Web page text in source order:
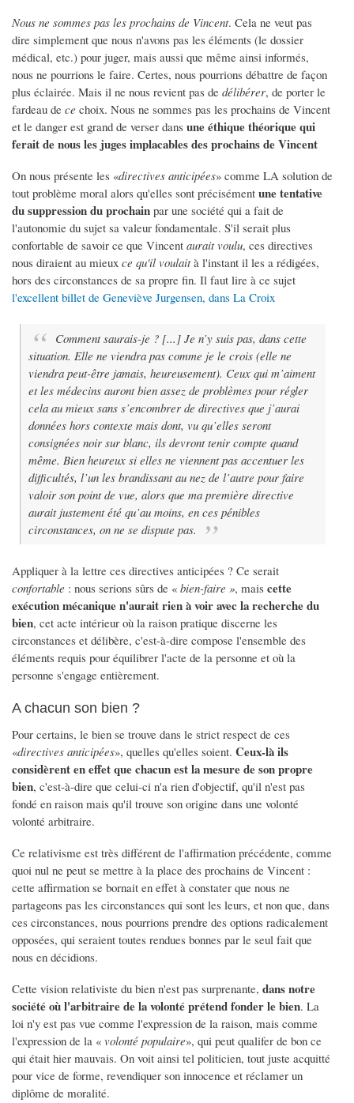
Nous ne sommes pas les prochains de Vincent. Cela ne veut pas
dire simplement que nous n'avons pas les éléments (le dossier
médical, etc.) pour juger, mais aussi que même ainsi informés,
nous ne pourrions le faire. Certes, nous pourrions débattre de façon
plus éclairée. Mais il ne nous revient pas de délibérer, de porter le
fardeau de ce choix. Nous ne sommes pas les prochains de Vincent
et le danger est grand de verser dans une éthique théorique qui
ferait de nous les juges implacables des prochains de Vincent
On nous présente les «directives anticipées» comme LA solution de
tout problème moral alors qu'elles sont précisément une tentative
du suppression du prochain par une société qui a fait de
l'autonomie du sujet sa valeur fondamentale. S'il serait plus
confortable de savoir ce que Vincent aurait voulu, ces directives
nous diraient au mieux ce qu'il voulaità l'instant il les a rédigées,
hors des circonstances de sa propre fin. Il faut lire à ce sujet
l'excellent billet de Geneviève Jurgensen, dans La Croix
Comment saurais-je ? [...] Je n’y suis pas, dans cette
situation. Elle ne viendra pas comme je le crois (elle ne
viendra peut-être jamais, heureusement). Ceux qui m’aiment
et les médecins auront bien assez de problèmes pour régler
cela au mieux sans s’encombrer de directives que j’aurai
données hors contexte mais dont, vu qu’elles seront
consignées noir sur blanc, ils devront tenir compte quand
même. Bien heureux si elles ne viennent pas accentuer les
difficultés, l’un les brandissant au nez de l’autre pour faire
valoir son point de vue, alors que ma première directive
aurait justement été qu’au moins, en ces pénibles
circonstances, on ne se dispute pas.
Appliquer à la lettre ces directives anticipées ? Ce serait
confortable : nous serions sûrs de « bien-faire », mais cette
exécution mécanique n'aurait rien à voir avec la recherche du
bien, cet acte intérieur où la raison pratique discerne les
circonstances et délibère, c'est-à-dire compose l'ensemble des
éléments requis pour équilibrer l'acte de la personne et où la
personne s'engage entièrement.
A chacun son bien ?
Pour certains, le bien se trouve dans le strict respect de ces
«directives anticipées», quelles qu'elles soient. Ceux-là ils
considèrent en effet que chacun est la mesure de son propre
bien, c'est-à-dire que celui-ci n'a rien d'objectif, qu'il n'est pas
fondé en raison mais qu'il trouve son origine dans une volonté
volonté arbitraire.
Ce relativisme est très différent de l'affirmation précédente, comme
quoi nul ne peut se mettre à la place des prochains de Vincent :
cette affirmation se bornait en effet à constater que nous ne
partageons pas les circonstances qui sont les leurs, et non que, dans
ces circonstances, nous pourrions prendre des options radicalement
opposées, qui seraient toutes rendues bonnes par le seul fait que
nous en décidions.
Cette vision relativiste du bien n'est pas surprenante, dans notre
société où l'arbitraire de la volonté prétend fonder le bien. La
loi n'y est pas vue comme l'expression de la raison, mais comme
l'expression de la « volonté populaire», qui peut qualifer de bon ce
qui était hier mauvais. On voit ainsi tel politicien, tout juste acquitté
pour vice de forme, revendiquer son innocence et réclamer un
diplôme de moralité.